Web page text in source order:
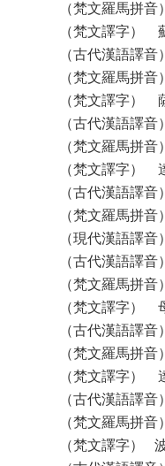
（梵文羅馬拼音）
（梵文譯字） 蘇
（古代漢語譯音）
（梵文羅馬拼音）
（梵文譯字） 薩
（古代漢語譯音）
（梵文羅馬拼音）
（梵文譯字） 達
（古代漢語譯音）
（梵文羅馬拼音）
（現代漢語譯音）
（古代漢語譯音）
（梵文羅馬拼音）
（梵文譯字） 母
（古代漢語譯音）
（梵文羅馬拼音）
（梵文譯字） 達
（古代漢語譯音）
（梵文羅馬拼音）
（梵文譯字） 波